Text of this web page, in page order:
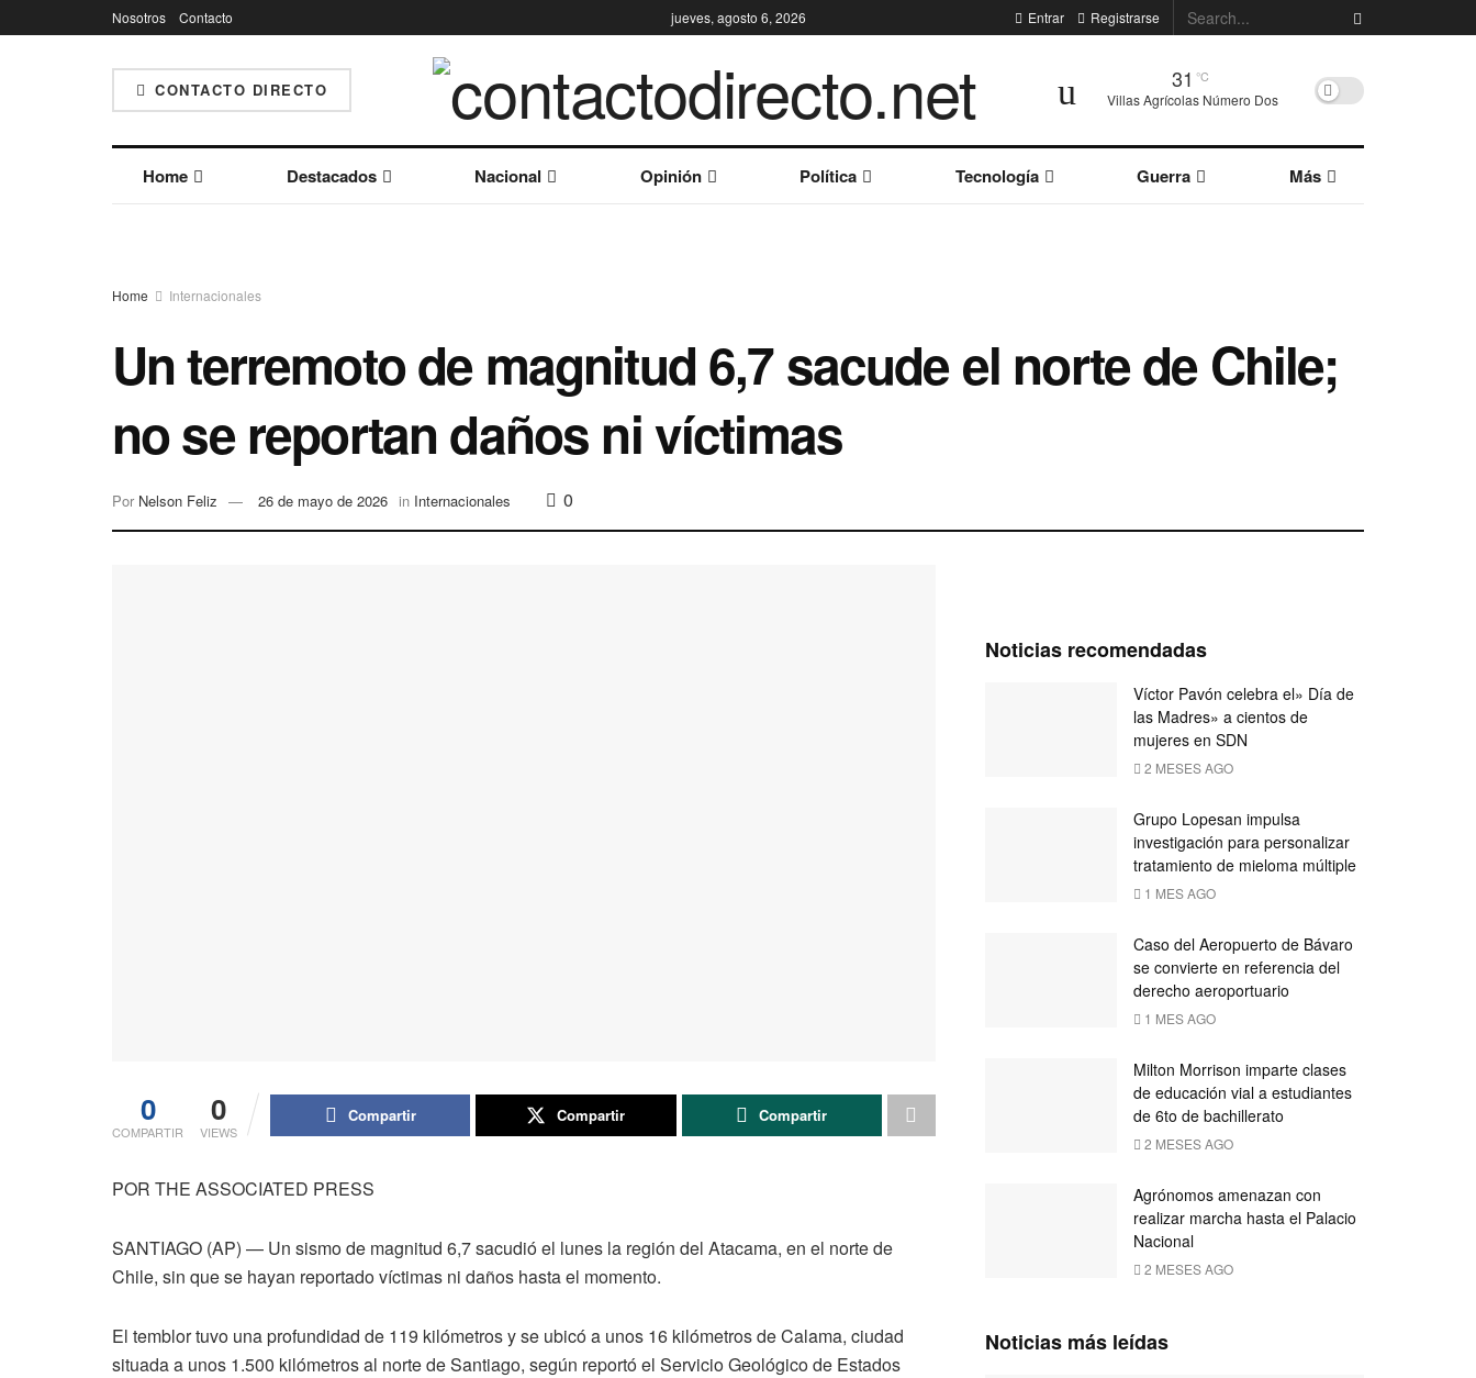
Nosotros Contacto jueves, agosto 6, 2026 Entrar Registrarse
CONTACTO DIRECTO 31 °C
Villas Agrícolas Número Dos
Home Destacados Nacional Opinión Política Tecnología Guerra Más
Home Internacionales
Un terremoto de magnitud 6,7 sacude el norte de Chile;
no se reportan daños ni víctimas
Por Nelson Feliz 26 de mayo de 2026 in Internacionales 0
0
COMPARTIR
0
VIEWS
Compartir Compartir Compartir
POR THE ASSOCIATED PRESS
SANTIAGO (AP) — Un sismo de magnitud 6,7 sacudió el lunes la región del Atacama, en el norte de
Chile, sin que se hayan reportado víctimas ni daños hasta el momento.
El temblor tuvo una profundidad de 119 kilómetros y se ubicó a unos 16 kilómetros de Calama, ciudad
situada a unos 1.500 kilómetros al norte de Santiago, según reportó el Servicio Geológico de Estados
Noticias recomendadas
Víctor Pavón celebra el» Día de
las Madres» a cientos de
mujeres en SDN
2 MESES AGO
Grupo Lopesan impulsa
investigación para personalizar
tratamiento de mieloma múltiple
1 MES AGO
Caso del Aeropuerto de Bávaro
se convierte en referencia del
derecho aeroportuario
1 MES AGO
Milton Morrison imparte clases
de educación vial a estudiantes
de 6to de bachillerato
2 MESES AGO
Agrónomos amenazan con
realizar marcha hasta el Palacio
Nacional
2 MESES AGO
Noticias más leídas